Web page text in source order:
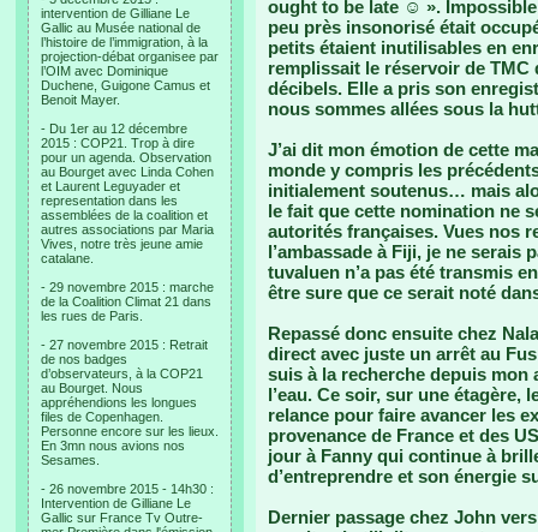
intervention de Gilliane Le
Gallic au Musée national de
l’histoire de l’immigration, à la
projection-débat organisee par
l’OIM avec Dominique
Duchene, Guigone Camus et
Benoit Mayer.
- Du 1er au 12 décembre
2015 : COP21. Trop à dire
pour un agenda. Observation
au Bourget avec Linda Cohen
et Laurent Leguyader et
representation dans les
assemblées de la coalition et
autres associations par Maria
Vives, notre très jeune amie
catalane.
- 29 novembre 2015 : marche
de la Coalition Climat 21 dans
les rues de Paris.
- 27 novembre 2015 : Retrait
de nos badges
d’observateurs, à la COP21
au Bourget. Nous
appréhendions les longues
files de Copenhagen.
Personne encore sur les lieux.
En 3mn nous avions nos
Sesames.
- 26 novembre 2015 - 14h30 :
Intervention de Gilliane Le
Gallic sur France Tv Outre-
ought to be late ☺ ».
peu près insonorisé était
petits étaient inutilisables en
remplissait le réservoir de TMC
décibels. Elle a pris son
nous sommes allées sous la
J’ai dit mon émotion de cette
monde y compris les
initialement soutenus… mais
le fait que cette nomination ne
autorités françaises. Vues nos
l’ambassade à Fiji, je ne serais
tuvaluen n’a pas été transmis
être sure que ce serait noté
Repassé donc ensuite chez
direct avec juste un arrêt au
suis à la recherche depuis
l’eau. Ce soir, sur une étagère,
relance pour faire avancer les
provenance de France et des
jour à Fanny qui continue à
d’entreprendre et son énergie
Dernier passage chez John